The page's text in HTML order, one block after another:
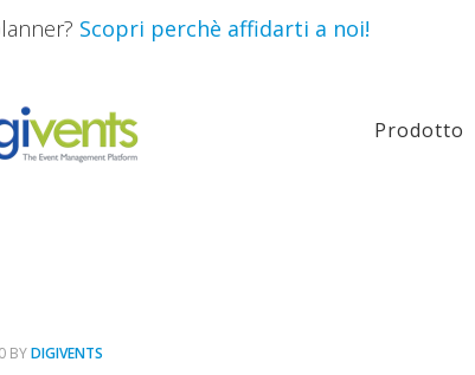
Scopri perchè affidarti a noi!
Prodotto
BYDIGIVENTS